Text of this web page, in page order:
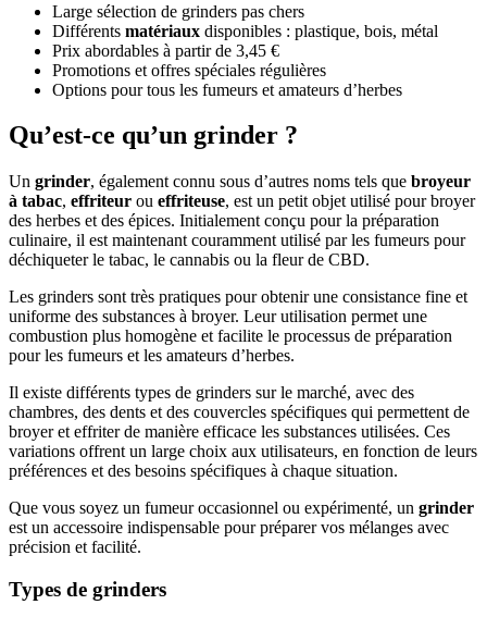
Large sélection de grinders pas chers
Différents matériaux disponibles : plastique, bois, métal
Prix abordables à partir de 3,45 €
Promotions et offres spéciales régulières
Options pour tous les fumeurs et amateurs d’herbes
Qu’est-ce qu’un grinder ?
Un grinder, également connu sous d’autres noms tels que broyeur
à tabac, effriteur ou effriteuse, est un petit objet utilisé pour broyer
des herbes et des épices. Initialement conçu pour la préparation
culinaire, il est maintenant couramment utilisé par les fumeurs pour
déchiqueter le tabac, le cannabis ou la fleur de CBD.
Les grinders sont très pratiques pour obtenir une consistance fine et
uniforme des substances à broyer. Leur utilisation permet une
combustion plus homogène et facilite le processus de préparation
pour les fumeurs et les amateurs d’herbes.
Il existe différents types de grinders sur le marché, avec des
chambres, des dents et des couvercles spécifiques qui permettent de
broyer et effriter de manière efficace les substances utilisées. Ces
variations offrent un large choix aux utilisateurs, en fonction de leurs
préférences et des besoins spécifiques à chaque situation.
Que vous soyez un fumeur occasionnel ou expérimenté, un grinder
est un accessoire indispensable pour préparer vos mélanges avec
précision et facilité.
Types de grinders